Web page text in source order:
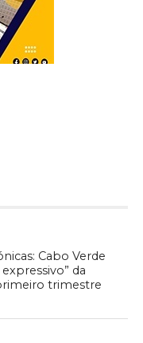
Cabo Verde
da
trimestre